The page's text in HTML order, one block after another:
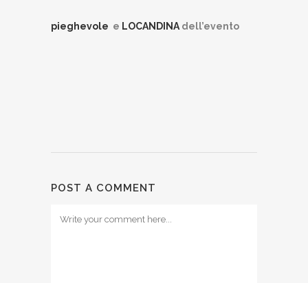
pieghevole e LOCANDINA dell’evento
POST A COMMENT